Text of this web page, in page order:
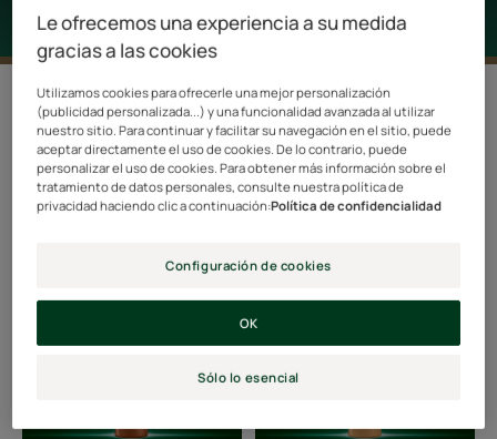
Filtrar los productos
6 resultados "Tratamientos sin
aclarado"
Crema
Le ofrecemos una experiencia a su medida
gracias a las cookies
Utilizamos cookies para ofrecerle una mejor personalización
(publicidad personalizada...) y una funcionalidad avanzada al utilizar
nuestro sitio. Para continuar y facilitar su navegación en el sitio, puede
aceptar directamente el uso de cookies. De lo contrario, puede
personalizar el uso de cookies. Para obtener más información sobre el
tratamiento de datos personales, consulte nuestra política de
privacidad haciendo clic a continuación:Política de confidencialidad
Configuración de cookies
Sólo lo esencial
OK